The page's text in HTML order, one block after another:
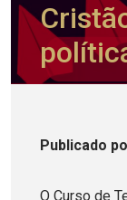
Publicado
O Curso de